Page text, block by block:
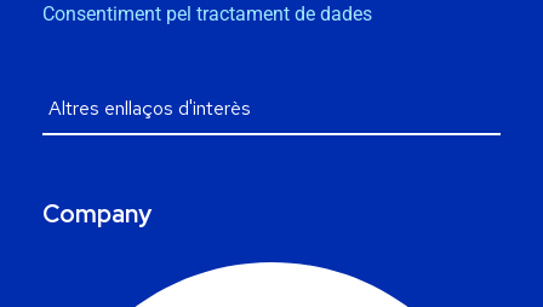
Consentiment pel tractament de dades
Company